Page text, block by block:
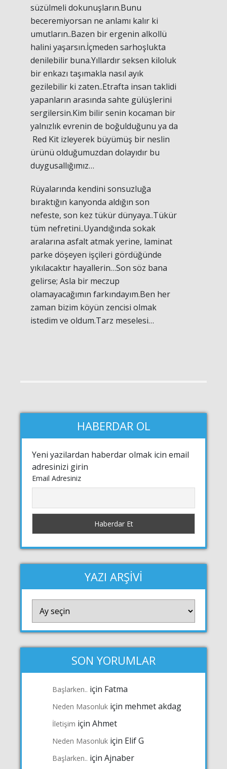
süzülmeli dokunuşların.Bunu
beceremiyorsan ne anlamı kalır ki
umutların..Bazen bir ergenin alkollü
halini yaşarsın.İçmeden sarhoşlukta
denilebilir buna.Yıllardır seksen kiloluk
bir enkazı taşımakla nasıl ayık
gezilebilir ki zaten..Etrafta insan taklidi
yapanların arasında sahte gülüşlerini
sergilersin.Kim bilir senin kocaman bir
yalnızlık evrenin de boğulduğunu ya da
Red Kit izleyerek büyümüş bir neslin
ürünü olduğumuzdan dolayıdır bu
duygusallığımız…
Rüyalarında kendini sonsuzluğa
bıraktığın kanyonda aldığın son
nefeste, son kez tükür dünyaya..Tükür
tüm nefretini..Uyandığında sokak
aralarına asfalt atmak yerine, laminat
parke döşeyen işçileri gördüğünde
yıkılacaktır hayallerin…Son söz bana
gelirse; Asla bir meczup
olamayacağımın farkındayım.Ben her
zaman bizim köyün zencisi olmak
istedim ve oldum.Tarz meselesi…
HABERDAR OL
Yeni yazilardan haberdar olmak icin email
adresinizi girin
Email Adresiniz
YAZI ARŞİVİ
ARŞİVİ
SON YORUMLAR
Başlarken.. için Fatma
Neden Masonluk için mehmet akdag
İletişim için Ahmet
Neden Masonluk için Elif G
Başlarken.. için Ajnaber